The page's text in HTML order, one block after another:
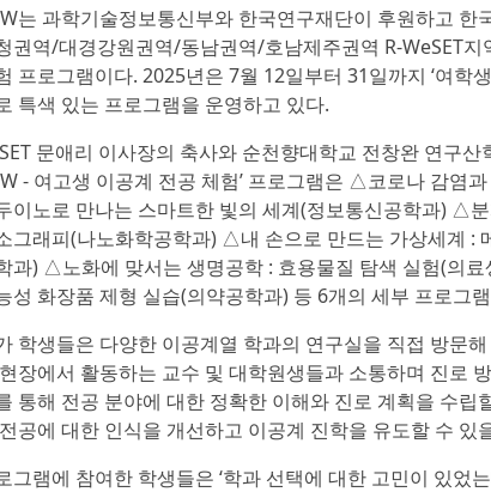
는 과학기술정보통신부와 한국연구재단이 후원하고 한
권역/대경강원권역/동남권역/호남제주권역 R-WeSET
프로그램이다. 2025년은 7월 12일부터 31일까지 ‘여학
특색 있는 프로그램을 운영하고 있다.
문애리 이사장의 축사와 순천향대학교 전창완 연구산
- 여고생 이공계 전공 체험’ 프로그램은 △코로나 감염
이노로 만나는 스마트한 빛의 세계(정보통신공학과) △
그래피(나노화학공학과) △내 손으로 만드는 가상세계 :
과) △노화에 맞서는 생명공학 : 효용물질 탐색 실험(의
성 화장품 제형 실습(의약공학과) 등 6개의 세부 프로그
학생들은 다양한 이공계열 학과의 연구실을 직접 방문
장에서 활동하는 교수 및 대학원생들과 소통하며 진로
통해 전공 분야에 대한 정확한 이해와 진로 계획을 수립
공에 대한 인식을 개선하고 이공계 진학을 유도할 수 있
그램에 참여한 학생들은 ‘학과 선택에 대한 고민이 있었